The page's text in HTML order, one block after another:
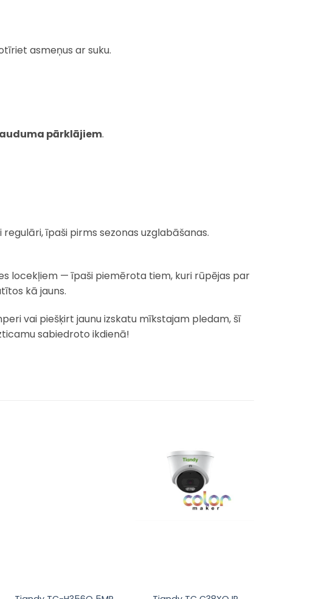
asmeņus ar suku.
pārklājiem.
īpaši pirms sezonas uzglabāšanas.
locekļiem — īpaši piemērota tiem, kuri rūpējas par
kā jauns.
vai piešķirt jaunu izskatu mīkstajam pledam, šī
sabiedroto ikdienā!
sarakstam